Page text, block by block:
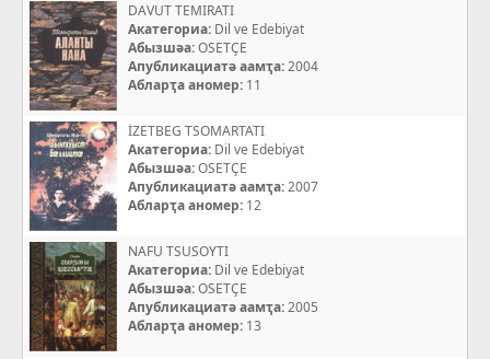
DAVUT TEMIRATI
Акатегориа: Dil ve Edebiyat
Абызшәа:OSETÇE
Апубликациатә аамҭа:2004
Абларҭа аномер: 11
İZETBEG TSOMARTATI
Акатегориа: Dil ve Edebiyat
Абызшәа:OSETÇE
Апубликациатә аамҭа:2007
Абларҭа аномер: 12
NAFU TSUSOYTI
Акатегориа: Dil ve Edebiyat
Абызшәа:OSETÇE
Апубликациатә аамҭа:2005
Абларҭа аномер: 13